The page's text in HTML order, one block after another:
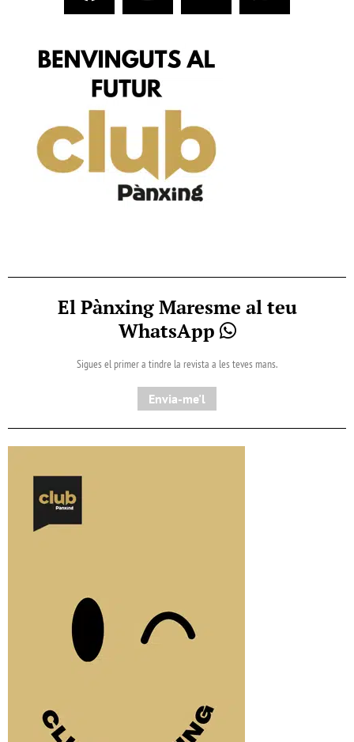
El Pànxing Maresme al teu
WhatsApp
Sigues el primer a tindre la revista a les teves mans.
Envia-me'l